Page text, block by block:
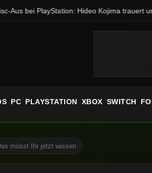
Aus bei PlayStation: Hideo Kojima trauert um
PC PLAYSTATION XBOX SWITCH
müsst Ihr jetzt wissen